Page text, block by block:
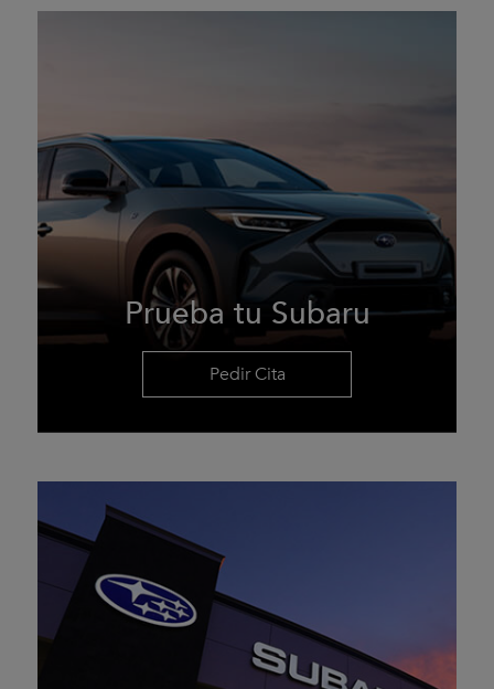
Prueba tu Subaru
Pedir Cita